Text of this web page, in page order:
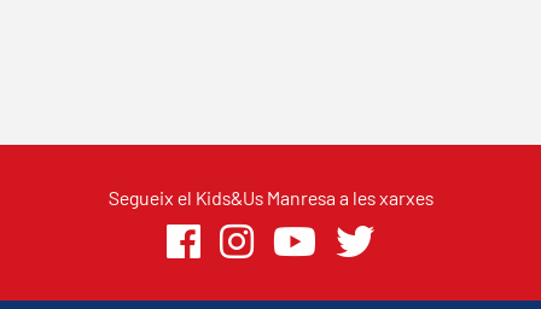
Segueix el Kids&Us Manresa a les xarxes